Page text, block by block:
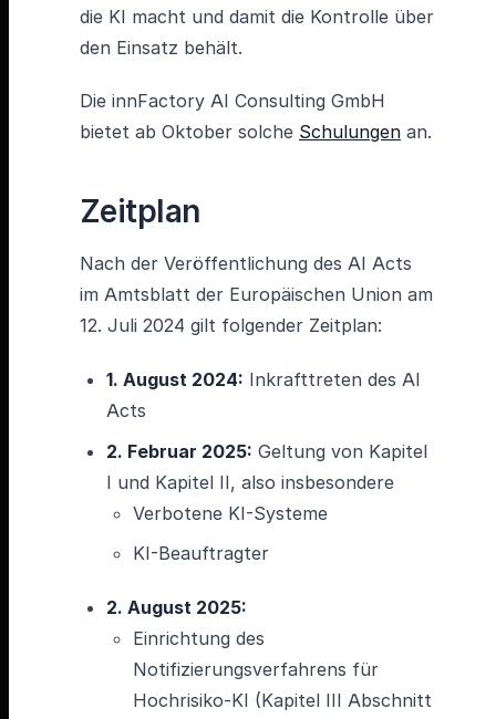
die KI macht und damit die Kontrolle über
den Einsatz behält.
Die innFactory AI Consulting GmbH
bietet ab Oktober solche Schulungen an.
Zeitplan
Nach der Veröffentlichung des AI Acts
im Amtsblatt der Europäischen Union am
12. Juli 2024 gilt folgender Zeitplan:
1. August 2024: Inkrafttreten des AI
Acts
2. Februar 2025: Geltung von Kapitel
I und Kapitel II, also insbesondere
Verbotene KI-Systeme
KI-Beauftragter
2. August 2025:
Einrichtung des
Notifizierungsverfahrens für
Hochrisiko-KI (Kapitel III Abschnitt